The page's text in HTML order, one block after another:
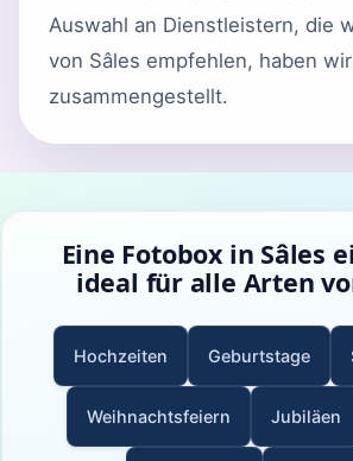
Auswahl an Dienstleistern, die
von Sâles empfehlen, haben
zusammengestellt.
Eine Fotobox in Sâles
ideal für alle Arten
Hochzeiten Geburtstage
Weihnachtsfeiern Jubiläen